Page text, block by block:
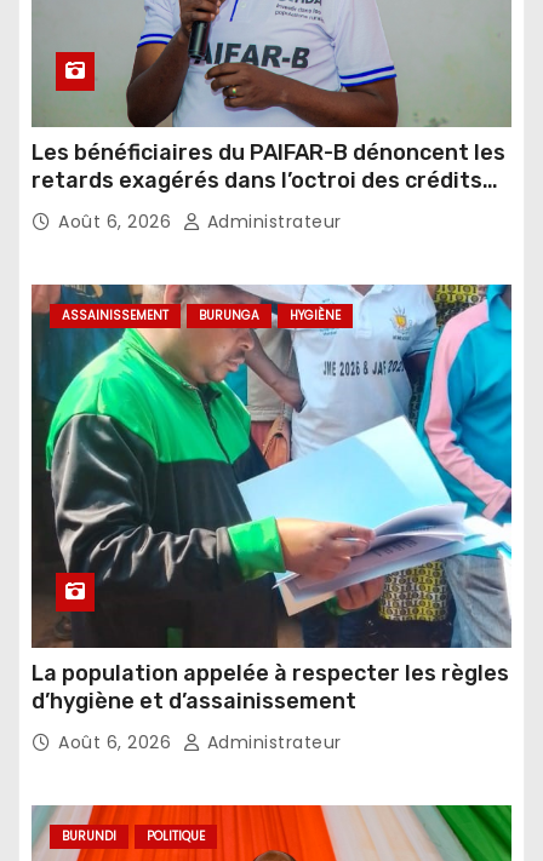
Les bénéficiaires du PAIFAR-B dénoncent les
retards exagérés dans l’octroi des crédits
agricoles
Août 6, 2026 Administrateur
ASSAINISSEMENT BURUNGA HYGIÈNE
La population appelée à respecter les règles
d’hygiène et d’assainissement
Août 6, 2026 Administrateur
BURUNDI POLITIQUE